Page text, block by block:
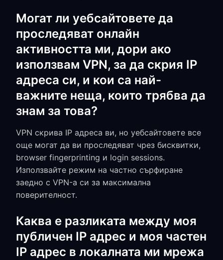
Могат ли уебсайтовете да
проследяват онлайн
активността ми, дори ако
използвам VPN, за да скрия IP
адреса си, и кои са най-
важните неща, които трябва да
знам за това?
VPN скрива IP адреса ви, но уебсайтовете все
още могат да ви проследяват чрез бисквитки,
browser fingerprinting и login sessions.
Използвайте режим на частно сърфиране
заедно с VPN-а си за максимална
поверителност.
Каква е разликата между моя
публичен IP адрес и моя частен
IP адрес в локалната ми мрежа